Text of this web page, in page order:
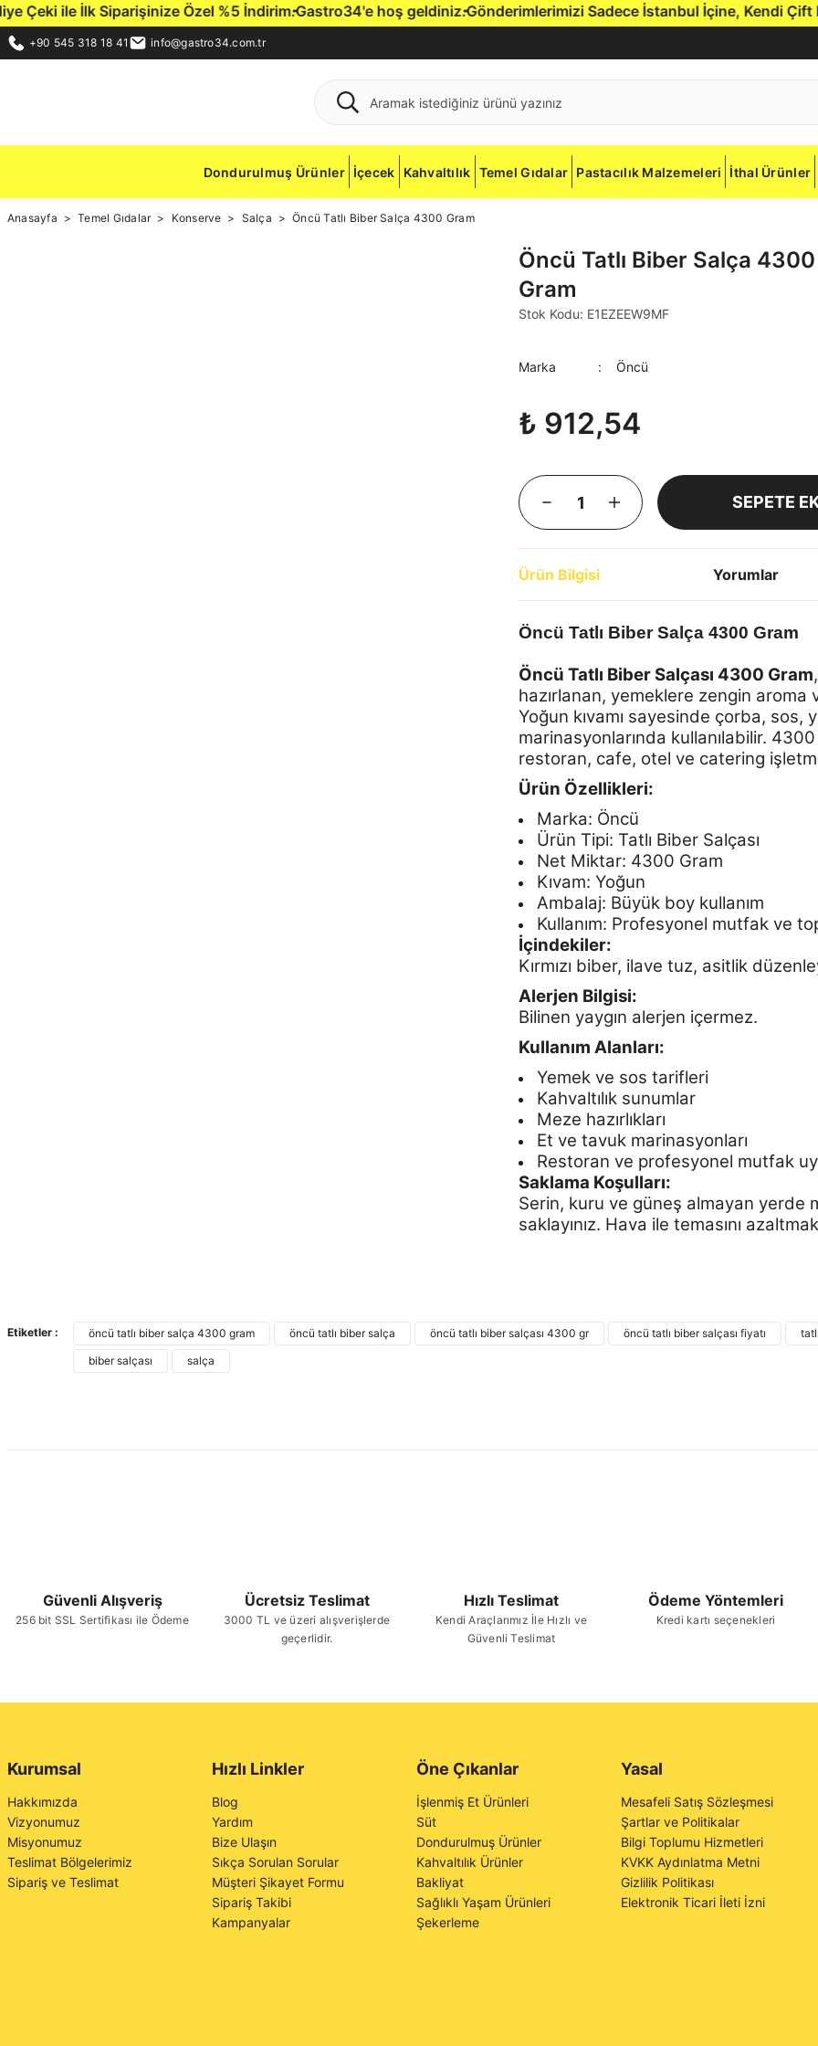
ile İlk Siparişinize Özel %5 İndirim.Gastro34'e hoş geldiniz.Gönderimlerimizi Sadece İstanbul İçine, Kendi Çift
+90 545 318 18 41 info@gastro34.com.tr
Dondurulmuş Ürünler İçecek Kahvaltılık Temel Gıdalar Pastacılık Malzemeleri İthal Ürünler
Anasayfa Temel Gıdalar Konserve Salça Öncü Tatlı Biber Salça 4300 Gram
Öncü Tatlı Biber Salça 4300
Gram
Stok Kodu: E1EZEEW9MF
Marka Öncü
₺ 912,54
SEPETE
Ürün Bilgisi Yorumlar
Öncü Tatlı Biber Salça 4300 Gram
Öncü Tatlı Biber Salçası 4300 Gram
hazırlanan, yemeklere zengin aroma
Yoğun kıvamı sayesinde çorba, sos,
marinasyonlarında kullanılabilir.
restoran, cafe, otel ve catering
Ürün Özellikleri:
Marka: Öncü
Ürün Tipi: Tatlı Biber Salçası
Net Miktar: 4300 Gram
Kıvam: Yoğun
Ambalaj: Büyük boy kullanım
Kullanım: Profesyonel mutfak ve
İçindekiler:
Kırmızı biber, ilave tuz, asitlik
Alerjen Bilgisi:
Bilinen yaygın alerjen içermez.
Kullanım Alanları:
Yemek ve sos tarifleri
Kahvaltılık sunumlar
Meze hazırlıkları
Et ve tavuk marinasyonları
Restoran ve profesyonel mutfak
Saklama Koşulları:
Serin, kuru ve güneş almayan yerde
saklayınız. Hava ile temasını
Ürün fiyatı diğer sitelerden daha pahalı.
Etiketler : öncü tatlı biber salça 4300 gram öncü tatlı biber salça öncü tatlı biber salçası 4300 gr öncü tatlı biber salçası fiyatı
biber salçası
salça
Güvenli Alışveriş
256 bit SSL Sertifikası ile Ödeme
Ücretsiz Teslimat
3000 TL ve üzeri alışverişlerde
geçerlidir.
Hızlı Teslimat
Kendi Araçlarımız İle Hızlı ve
Güvenli Teslimat
Ödeme Yöntemleri
Kredi kartı seçenekleri
Kurumsal
Hakkımızda
Vizyonumuz
Misyonumuz
Teslimat Bölgelerimiz
Sipariş ve Teslimat
Hızlı Linkler
Blog
Yardım
Bize Ulaşın
Sıkça Sorulan Sorular
Müşteri Şikayet Formu
Sipariş Takibi
Kampanyalar
Öne Çıkanlar
İşlenmiş Et Ürünleri
Süt
Dondurulmuş Ürünler
Kahvaltılık Ürünler
Bakliyat
Sağlıklı Yaşam Ürünleri
Şekerleme
Yasal
Mesafeli Satış Sözleşmesi
Şartlar ve Politikalar
Bilgi Toplumu Hizmetleri
KVKK Aydınlatma Metni
Gizlilik Politikası
Elektronik Ticari İleti İzni